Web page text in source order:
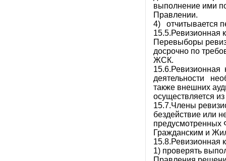
выполнение ими
Правлении.
4) отчитывается
15.5.Ревизионная
Перевыборы
досрочно по
ЖСК.
15.6.Ревизионная
деятельности
также внешних
осуществляется
15.7.Члены
бездействие или
предусмотренных
Гражданским и
15.8.Ревизионная
1) проверять